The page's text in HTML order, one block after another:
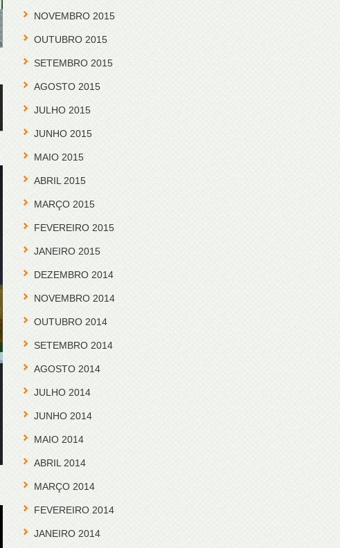
NOVEMBRO 2015
OUTUBRO 2015
SETEMBRO 2015
AGOSTO 2015
JULHO 2015
JUNHO 2015
MAIO 2015
ABRIL 2015
MARÇO 2015
FEVEREIRO 2015
JANEIRO 2015
DEZEMBRO 2014
NOVEMBRO 2014
OUTUBRO 2014
SETEMBRO 2014
AGOSTO 2014
JULHO 2014
JUNHO 2014
MAIO 2014
ABRIL 2014
MARÇO 2014
FEVEREIRO 2014
JANEIRO 2014